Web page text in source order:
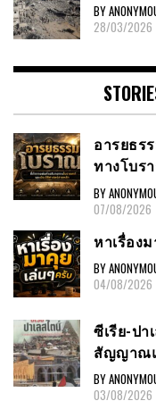
BY
28/03/2026
อารยธร
ทางโบร
BY
07/08/2026
หาเรื่อง
BY
04/08/2026
ซีเรีย-ป
สัญญาณ
BY
03/08/2026